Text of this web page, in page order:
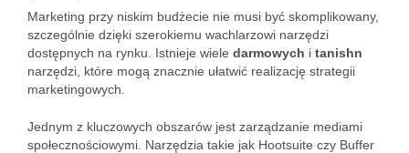
Marketing przy niskim budżecie nie musi być skomplikowany,
szczególnie dzięki szerokiemu wachlarzowi narzędzi
dostępnych na rynku. Istnieje wiele darmowych i tanishn
narzędzi, które mogą znacznie ułatwić realizację strategii
marketingowych.
Jednym z kluczowych obszarów jest zarządzanie mediami
społecznościowymi. Narzędzia takie jak Hootsuite czy Buffer